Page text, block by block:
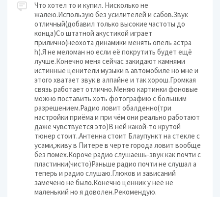
Что хотел то и купил. Нисколько не
жалею.Использую без усилителей и сабов.Звук
отличный(добавил только высокие частоты до
конца)Со штатной акустикой играет
прилично(неохота динамики менять опель астра
h).Я не меломан но если её покрутить будет ещё
лучше.Конечно меня сейчас закидают камнями
истинные ценители музыки в автомобиле но мне и
этого хватает звук в алпайне и так хорош.Громкая
связь работает отлично.Меняю картинки фоновые
можно поставить хоть фотографию с большим
разрешением.Радио ловит обалденно(три
настройки приёма и при чём они реально работают
даже чувствуется это)В ней какой-то крутой
тюнер стоит..Антенна стоит Блаупункт на стекле с
усами,живу в Питере в черте города ловит вообще
без помех.Короче радио слушаешь-звук как почти с
пластинки(чисто)Раньше радио почти не слушал а
теперь и радио слушаю.Глюков и зависаний
замечено не было.Конечно ценник у неё не
маленький но я доволен.Рекомендую.